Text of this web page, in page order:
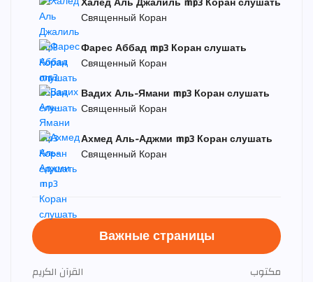
Священный Коран
Фарес Аббад mp3 Коран слушать
Священный Коран
Вадих Аль-Ямани mp3 Коран слушать
Священный Коран
Ахмед Аль-Аджми mp3 Коран слушать
Священный Коран
Важные страницы
القرآن الكريم
مكتوب